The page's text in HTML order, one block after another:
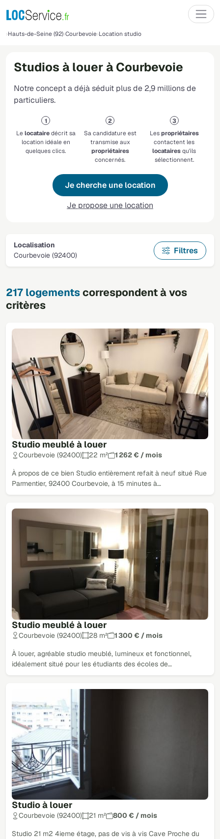
Hauts-de-Seine (92) Courbevoie Location studio
Studios à louer à Courbevoie
Notre concept a déjà séduit plus de 2,9 millions de
particuliers.
Lelocatairedécrit sa
location idéale en
quelques clics.
Sa candidature est
transmise aux
propriétaires
concernés.
Lespropriétaires
contactent les
locatairesqu'ils
sélectionnent.
Je cherche une location
Je propose une location
Localisation
Courbevoie (92400)
Filtres
217 logementscorrespondent à vos
critères
Studio meublé à louer
Courbevoie (92400) 22 m² 1 262 € / mois
À propos de ce bien Studio entièrement refait à neuf situé Rue
Parmentier, 92400 Courbevoie, à 15 minutes à…
Studio meublé à louer
Courbevoie (92400) 28 m² 1 300 € / mois
À louer, agréable studio meublé, lumineux et fonctionnel,
idéalement situé pour les étudiants des écoles de…
Studio à louer
Courbevoie (92400) 21 m² 800 € / mois
Studio 21 m2 4ieme étage, pas de vis à vis Cave Proche du